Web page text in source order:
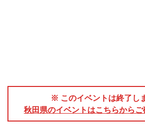
※ このイベントは終了し
秋田県のイベントはこちらからご